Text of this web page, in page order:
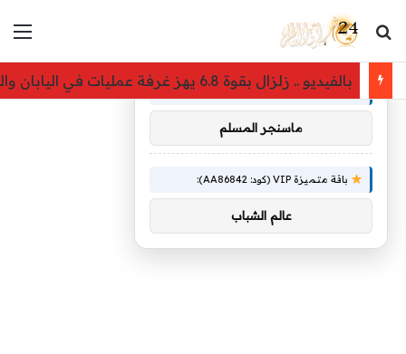
بحث عن
بالفيديو .. زلزال بقوة 6.8 يهز غرفة عمليات في اليابان والطاقم الطبي يواصل الجراحة
توصيات :
باقة متميزة VIP (كود: AA26790):
ماسنجر المسلم
باقة متميزة VIP (كود: AA86842):
عالم الشباب